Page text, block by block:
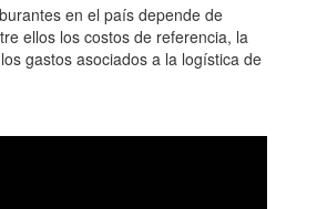
en el país depende de
ellos los costos de referencia, la
gastos asociados a la logística de